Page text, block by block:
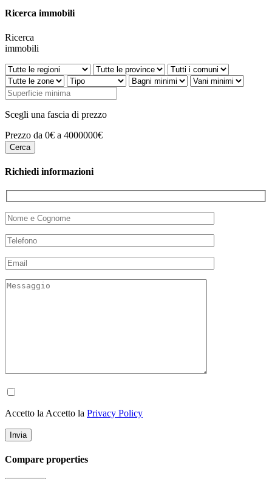
Ricerca immobili
Ricerca
immobili
Scegli una fascia di prezzo
Prezzo da 0€ a 4000000€
Richiedi informazioni
Accetto la Accetto la Privacy Policy
Compare properties